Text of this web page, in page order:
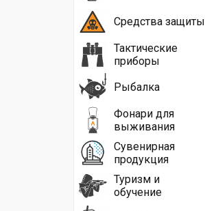
Средства защиты
Тактические
приборы
Рыбалка
Фонари для
выживания
Сувенирная
продукция
Туризм и
обучение